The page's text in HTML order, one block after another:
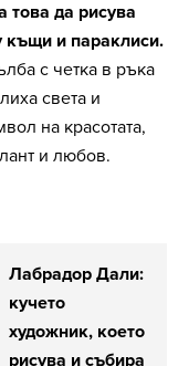
това да рисува
къщи и параклиси.
с четка в ръка
света и
на красотата,
и любов.
Лабрадор Дали:
кучето
художник, което
рисува и събира